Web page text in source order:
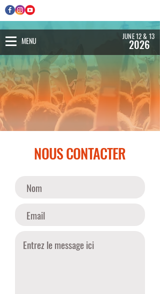
MENU 2026
JUNE 12 & 13
NOUS CONTACTER